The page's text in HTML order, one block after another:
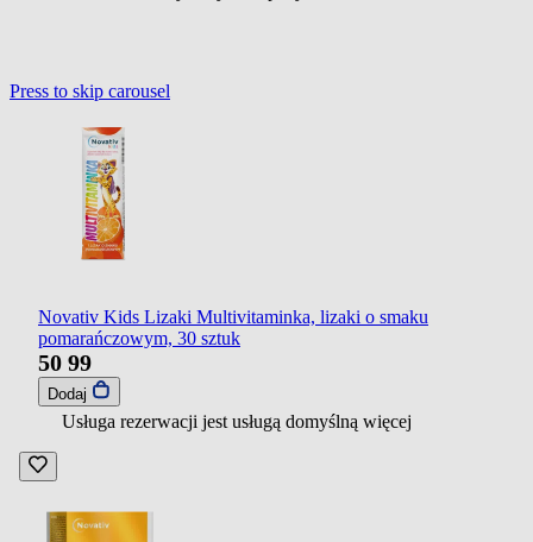
Press to skip carousel
Novativ Kids Lizaki Multivitaminka, lizaki o smaku
pomarańczowym, 30 sztuk
50 99
Dodaj
Usługa rezerwacji jest usługą domyślną więcej